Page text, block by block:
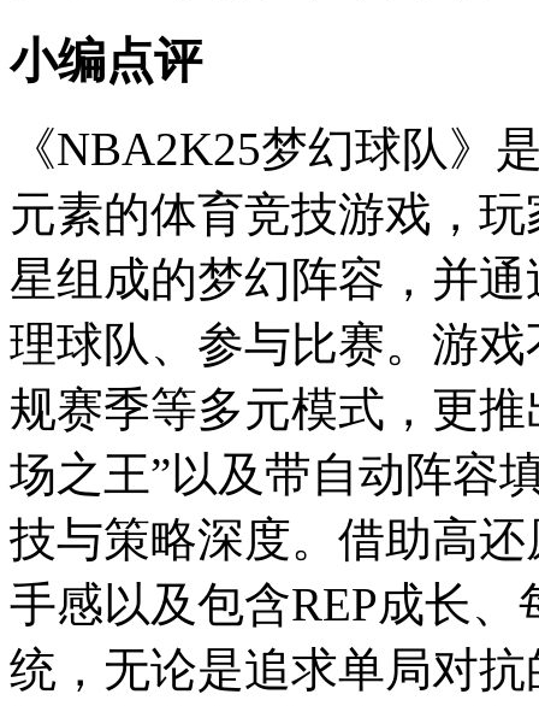
小编点评
《NBA2K25梦幻球队》
元素的体育竞技游戏，
星组成的梦幻阵容，并
理球队、参与比赛。游
规赛季等多元模式，更
场之王”以及带自动阵容
技与策略深度。借助高
手感以及包含REP成长
统，无论是追求单局对